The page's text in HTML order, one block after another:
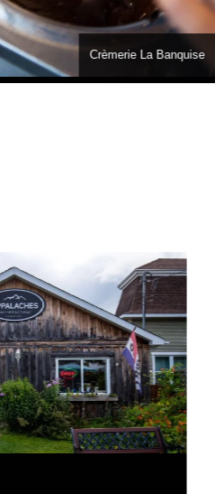
Crèmerie La Banquise